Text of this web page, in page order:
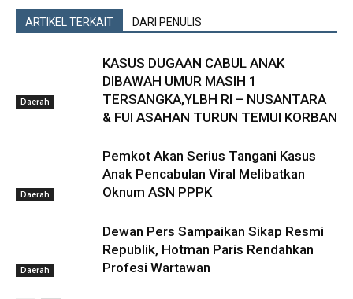
ARTIKEL TERKAIT DARI PENULIS
Daerah
KASUS DUGAAN CABUL ANAK
DIBAWAH UMUR MASIH 1
TERSANGKA,YLBH RI – NUSANTARA
& FUI ASAHAN TURUN TEMUI KORBAN
Daerah
Pemkot Akan Serius Tangani Kasus
Anak Pencabulan Viral Melibatkan
Oknum ASN PPPK
Daerah
Dewan Pers Sampaikan Sikap Resmi
Republik, Hotman Paris Rendahkan
Profesi Wartawan